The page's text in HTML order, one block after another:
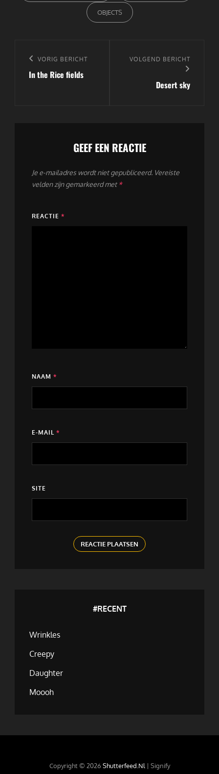
OBJECTS
navigatie
Vorig
bericht
VORIG BERICHT
In the Rice fields
Volgend
VOLGEND BERICHT
Desert sky
GEEF EEN REACTIE
Je e-mailadres wordt niet gepubliceerd. Vereiste
velden zijn gemarkeerd met *
REACTIE *
NAAM *
E-MAIL *
SITE
#RECENT
Wrinkles
Creepy
Daughter
Moooh
Copyright © 2026 Shutterfeed.nl | Signify